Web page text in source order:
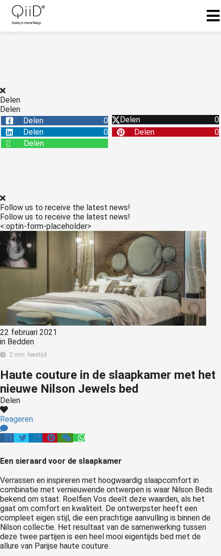
Delen
Delen
Delen
0 Delen
0
Delen
0 Delen
0
Delen
Follow us to receive the latest news!
Follow us to receive the latest news!
<:optin-form-placeholder>
22 februari 2021
in Bedden
2 min. leestijd
Haute couture in de slaapkamer met het
nieuwe Nilson Jewels bed
Delen
Reageren
Een sieraard voor de slaapkamer
Verrassen en inspireren met hoogwaardig slaapcomfort in
combinatie met vernieuwende ontwerpen is waar Nilson Beds
bekend om staat. Roelfien Vos deelt deze waarden, als het
gaat om comfort en kwaliteit. De ontwerpster heeft een
compleet eigen stijl, die een prachtige aanvulling is binnen de
Nilson collectie. Het resultaat van de samenwerking tussen
deze twee partijen is een heel mooi eigentijds bed met de
allure van Parijse haute couture.